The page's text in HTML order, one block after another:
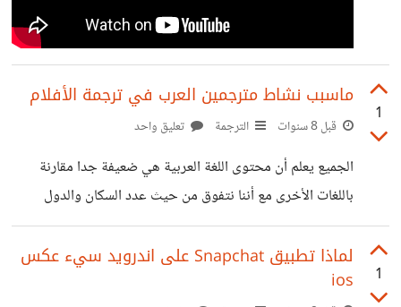
1
ماسبب نشاط مترجمين العرب في ترجمة الأفلام
قبل 8 سنوات الترجمة تعليق واحد
الجميع يعلم أن محتوى اللغة العربية هي ضعيفة جدا مقارنة
باللغات الأخرى مع أننا نتفوق من حيث عدد السكان والدول
الناطقة بالعربية مع اللغات التي تنحصر في دولة واحدة فقط
كاليابان أو ألمانيا ستجد أننا في ذيل القائمة من حيث الكم
والكيف في المحتوى لكن في مجال الترجمة الأفلام الوضع
1
لماذا تطبيق Snapchat على اندرويد سيء عكس
ios